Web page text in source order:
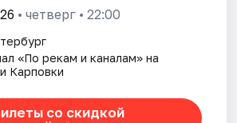
• четверг • 22:00
«По рекам и каналам» на
Карповки
со скидкой